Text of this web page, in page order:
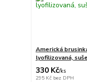
Americká
lyofilizovaná,
330 Kč/ks
295 Kč bez DPH